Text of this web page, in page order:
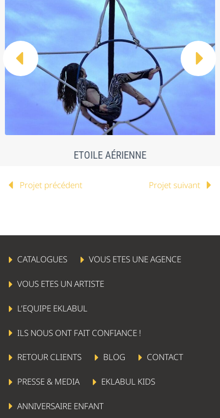
 
ETOILE AÉRIENNE
Projet précédent Projet suivant
CATALOGUES VOUS ETES UNE AGENCE
VOUS ETES UN ARTISTE
L’EQUIPE EKLABUL
ILS NOUS ONT FAIT CONFIANCE !
RETOUR CLIENTS BLOG CONTACT
PRESSE & MEDIA EKLABUL KIDS
ANNIVERSAIRE ENFANT